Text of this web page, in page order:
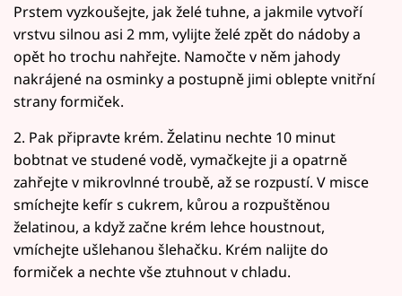
Prstem vyzkoušejte, jak želé tuhne, a jakmile vytvoří
vrstvu silnou asi 2 mm, vylijte želé zpět do nádoby a
opět ho trochu nahřejte. Namočte v něm jahody
nakrájené na osminky a postupně jimi oblepte vnitřní
strany formiček.
2. Pak připravte krém. Želatinu nechte 10 minut
bobtnat ve studené vodě, vymačkejte ji a opatrně
zahřejte v mikrovlnné troubě, až se rozpustí. V misce
smíchejte kefír s cukrem, kůrou a rozpuštěnou
želatinou, a když začne krém lehce houstnout,
vmíchejte ušlehanou šlehačku. Krém nalijte do
formiček a nechte vše ztuhnout v chladu.